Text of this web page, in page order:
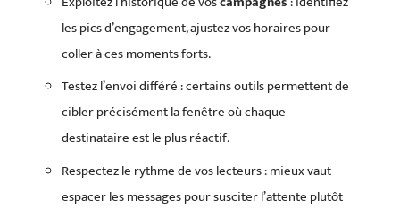
les pics d’engagement, ajustez vos horaires pour
coller à ces moments forts.
Testez l’envoi différé : certains outils permettent de
cibler précisément la fenêtre où chaque
destinataire est le plus réactif.
Respectez le rythme de vos lecteurs : mieux vaut
espacer les messages pour susciter l’attente plutôt